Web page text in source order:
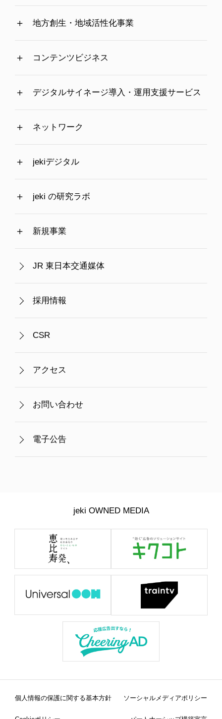
地方創生・地域活性化事業
コンテンツビジネス
デジタルサイネージ導入・運用支援サービス
ネットワーク
jekiデジタル
jeki の研究ラボ
新規事業
JR 東日本交通媒体
採用情報
CSR
アクセス
お問い合わせ
電子公告
jeki OWNED MEDIA
個人情報の保護に関する基本方針 ソーシャルメディアポリシー